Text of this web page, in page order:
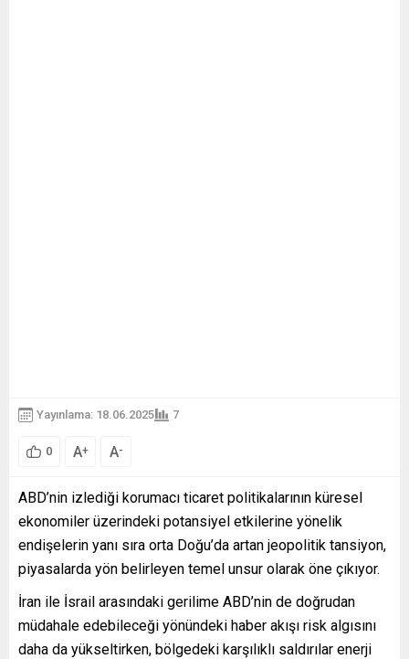
Yayınlama: 18.06.2025 7
0 A+ A-
ABD’nin izlediği korumacı ticaret politikalarının küresel
ekonomiler üzerindeki potansiyel etkilerine yönelik
endişelerin yanı sıra orta Doğu’da artan jeopolitik tansiyon,
piyasalarda yön belirleyen temel unsur olarak öne çıkıyor.
İran ile İsrail arasındaki gerilime ABD’nin de doğrudan
müdahale edebileceği yönündeki haber akışı risk algısını
daha da yükseltirken, bölgedeki karşılıklı saldırılar enerji